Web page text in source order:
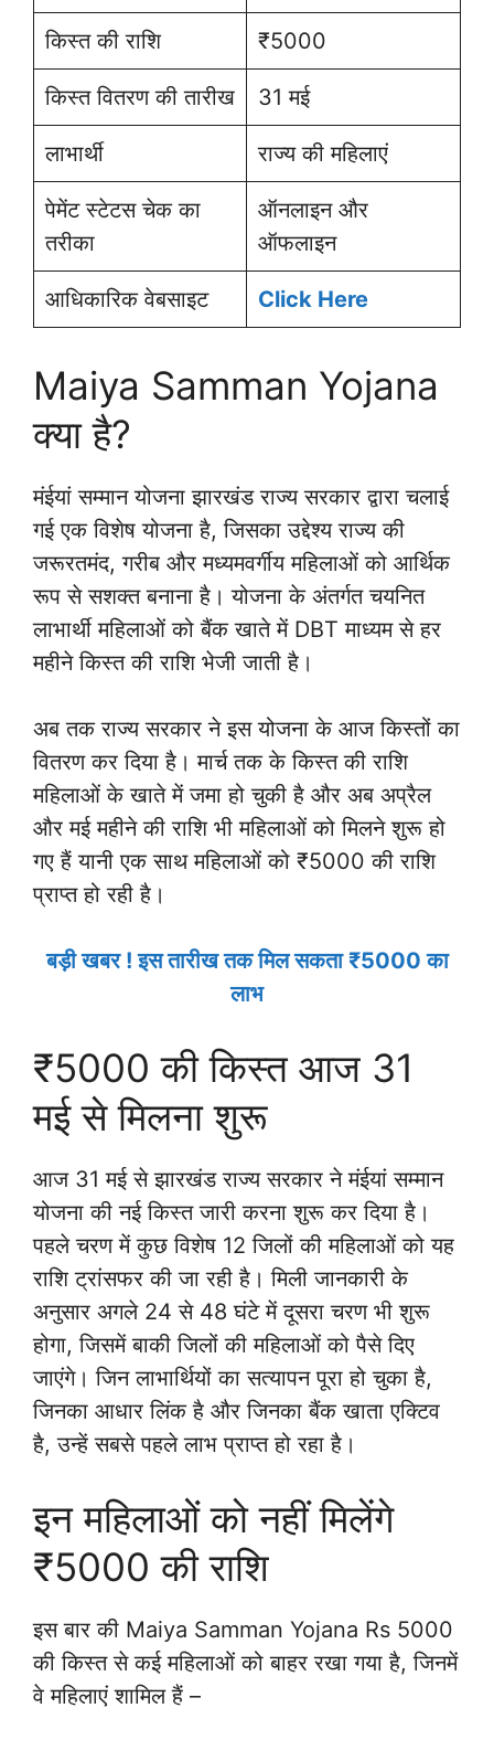
किस्त की राशि ₹5000
किस्त वितरण की तारीख 31 मई
लाभार्थी राज्य की महिलाएं
पेमेंट स्टेटस चेक का
तरीका
ऑनलाइन और
ऑफलाइन
आधिकारिक वेबसाइट Click Here
Maiya Samman Yojana
क्या है?
मंईयां सम्मान योजना झारखंड राज्य सरकार द्वारा चलाई
गई एक विशेष योजना है, जिसका उद्देश्य राज्य की
जरूरतमंद, गरीब और मध्यमवर्गीय महिलाओं को आर्थिक
रूप से सशक्त बनाना है। योजना के अंतर्गत चयनित
लाभार्थी महिलाओं को बैंक खाते में DBT माध्यम से हर
महीने किस्त की राशि भेजी जाती है।
अब तक राज्य सरकार ने इस योजना के आज किस्तों का
वितरण कर दिया है। मार्च तक के किस्त की राशि
महिलाओं के खाते में जमा हो चुकी है और अब अप्रैल
और मई महीने की राशि भी महिलाओं को मिलने शुरू हो
गए हैं यानी एक साथ महिलाओं को ₹5000 की राशि
प्राप्त हो रही है।
बड़ी खबर ! इस तारीख तक मिल सकता ₹5000 का
लाभ
₹5000 की किस्त आज 31
मई से मिलना शुरू
आज 31 मई से झारखंड राज्य सरकार ने मंईयां सम्मान
योजना की नई किस्त जारी करना शुरू कर दिया है।
पहले चरण में कुछ विशेष 12 जिलों की महिलाओं को यह
राशि ट्रांसफर की जा रही है। मिली जानकारी के
अनुसार अगले 24 से 48 घंटे में दूसरा चरण भी शुरू
होगा, जिसमें बाकी जिलों की महिलाओं को पैसे दिए
जाएंगे। जिन लाभार्थियों का सत्यापन पूरा हो चुका है,
जिनका आधार लिंक है और जिनका बैंक खाता एक्टिव
है, उन्हें सबसे पहले लाभ प्राप्त हो रहा है।
इन महिलाओं को नहीं मिलेंगे
₹5000 की राशि
इस बार की Maiya Samman Yojana Rs 5000
की किस्त से कई महिलाओं को बाहर रखा गया है, जिनमें
वे महिलाएं शामिल हैं –